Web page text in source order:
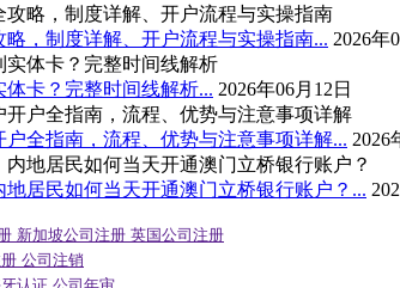
略，制度详解、开户流程与实操指南... 2026年
卡？完整时间线解析... 2026年06月12日
全指南，流程、优势与注意事项详解... 2026
地居民如何当天开通澳门立桥银行账户？...
新加坡公司注册 英国公司注册
公司注销